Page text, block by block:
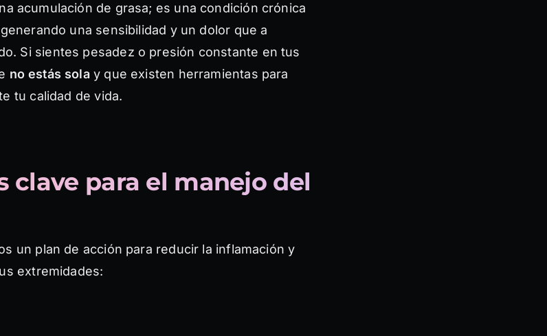
acumulación de grasa; es una condición crónica
una sensibilidad y un dolor que a
Si sientes pesadez o presión constante en tus
no estás solay que existen herramientas para
tu calidad de vida.
clave para el manejo del
un plan de acción para reducir la inflamación y
extremidades: